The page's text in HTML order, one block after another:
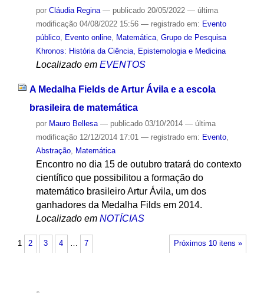
por Cláudia Regina — publicado20/05/2022 — última
modificação04/08/2022 15:56 — registrado em: Evento
público, Evento online, Matemática, Grupo de Pesquisa
Khronos: História da Ciência, Epistemologia e Medicina
Localizado em EVENTOS
A Medalha Fields de Artur Ávila e a escola
brasileira de matemática
por Mauro Bellesa — publicado03/10/2014 — última
modificação12/12/2014 17:01 — registrado em: Evento,
Abstração, Matemática
Encontro no dia 15 de outubro tratará do contexto
científico que possibilitou a formação do
matemático brasileiro Artur Ávila, um dos
ganhadores da Medalha Filds em 2014.
Localizado em NOTÍCIAS
Próximos 10 itens »
1 2 3 4 … 7